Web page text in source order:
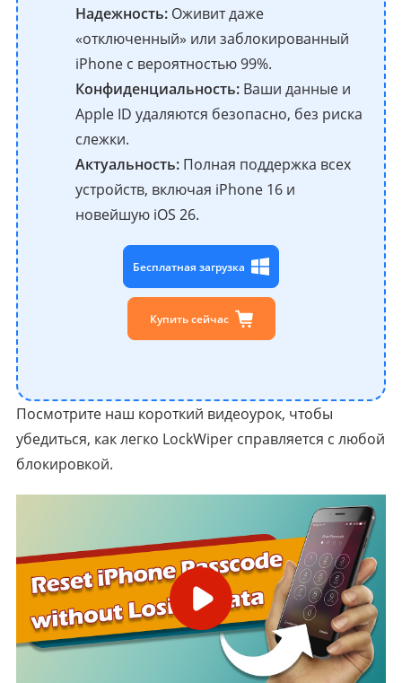
Надежность: Оживит даже
«отключенный» или заблокированный
iPhone с вероятностью 99%.
Конфиденциальность: Ваши данные и
Apple ID удаляются безопасно, без риска
слежки.
Актуальность: Полная поддержка всех
устройств, включая iPhone 16 и
новейшую iOS 26.
Бесплатная загрузка
Купить сейчас
Посмотрите наш короткий видеоурок, чтобы
убедиться, как легко LockWiper справляется с любой
блокировкой.